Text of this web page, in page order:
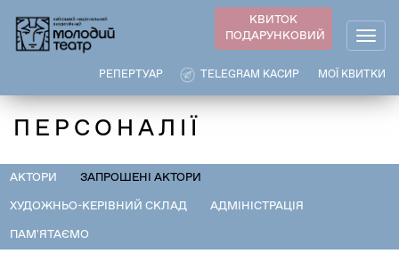
основного
КВИТОК
ПОДАРУНКОВИЙ
МОЇ КВИТКИ
TELEGRAM КАСИР
РЕПЕРТУАР
ПЕРСОНАЛІЇ
АКТОРИ ЗАПРОШЕНІ АКТОРИ
ХУДОЖНЬО-КЕРІВНИЙ СКЛАД АДМІНІСТРАЦІЯ
ПАМ'ЯТАЄМО